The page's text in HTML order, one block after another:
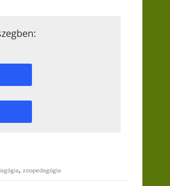
,zoopedagógia